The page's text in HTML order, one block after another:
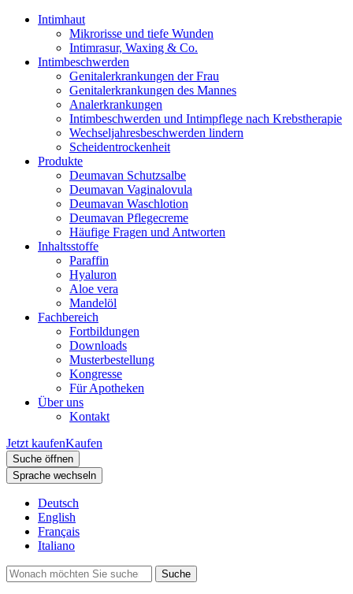
Intimhaut
Mikrorisse und tiefe Wunden
Intimrasur, Waxing & Co.
Intimbeschwerden
Genitalerkrankungen der Frau
Genitalerkrankungen des Mannes
Analerkrankungen
Intimbeschwerden und Intimpflege nach Krebstherapie
Wechseljahresbeschwerden lindern
Scheidentrockenheit
Produkte
Deumavan Schutzsalbe
Deumavan Vaginalovula
Deumavan Waschlotion
Deumavan Pflegecreme
Häufige Fragen und Antworten
Inhaltsstoffe
Paraffin
Hyaluron
Aloe vera
Mandelöl
Fachbereich
Fortbildungen
Downloads
Musterbestellung
Kongresse
Für Apotheken
Über uns
Kontakt
Jetzt kaufenKaufen
Suche öffnen
Sprache wechseln
Deutsch
English
Français
Italiano